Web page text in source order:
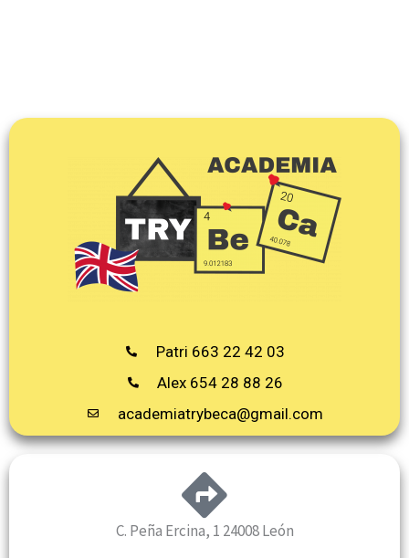
Patri 663 22 42 03
Alex 654 28 88 26
academiatrybeca@gmail.com
C. Peña Ercina, 1 24008 León